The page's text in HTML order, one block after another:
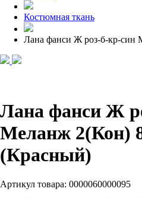
Костюмная ткань
Лана фанси Ж роз-б-кр-син
Лана фанси Ж
Меланж 2(Кон)
(Красный)
Артикул товара: 0000060000095